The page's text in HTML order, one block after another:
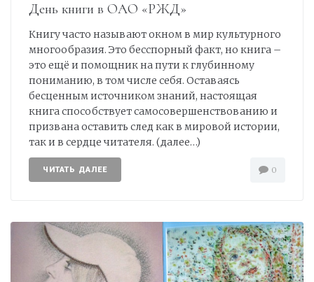
День книги в ОАО «РЖД»
Книгу часто называют окном в мир культурного
многообразия. Это бесспорный факт, но книга –
это ещё и помощник на пути к глубинному
пониманию, в том числе себя. Оставаясь
бесценным источником знаний, настоящая
книга способствует самосовершенствованию и
призвана оставить след как в мировой истории,
так и в сердце читателя. (далее…)
ЧИТАТЬ ДАЛЕЕ 0